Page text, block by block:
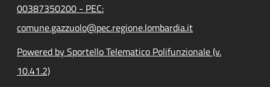
00387350200 - PEC:
comune.gazzuolo@pec.regione.lombardia.it
Powered by Sportello Telematico Polifunzionale (v.
10.41.2)